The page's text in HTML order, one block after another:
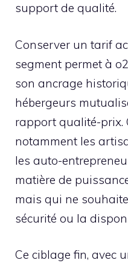
support de qualité.
Conserver un tarif
segment permet à
son ancrage
hébergeurs
rapport qualité-prix.
notamment les
les auto-
matière de
mais qui ne
sécurité ou la
Ce ciblage fin, avec